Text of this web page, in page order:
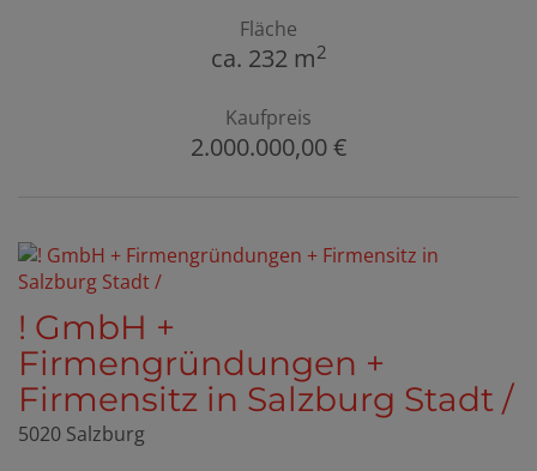
Fläche
ca. 232 m2
Kaufpreis
2.000.000,00 €
! GmbH +
Firmengründungen +
Firmensitz in Salzburg Stadt /
5020 Salzburg